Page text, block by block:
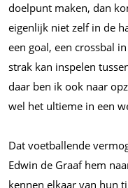
doelpunt maken, dan
eigenlijk niet zelf in de
een goal, een crossbal
strak kan inspelen
daar ben ik ook naar
wel het ultieme in een
Dat voetballende
Edwin de Graaf hem
kennen elkaar van hun